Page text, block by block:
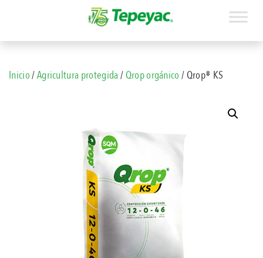
Inicio/Agricultura protegida / Qrop orgánico / Qrop® KS